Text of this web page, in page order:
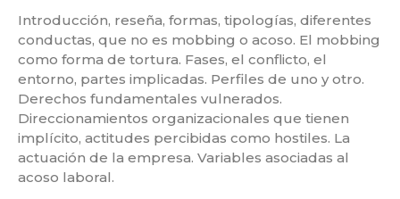
Introducción, reseña, formas, tipologías, diferentes
conductas, que no es mobbing o acoso. El mobbing
como forma de tortura. Fases, el conflicto, el
entorno, partes implicadas. Perfiles de uno y otro.
Derechos fundamentales vulnerados.
Direccionamientos organizacionales que tienen
implícito, actitudes percibidas como hostiles. La
actuación de la empresa. Variables asociadas al
acoso laboral.